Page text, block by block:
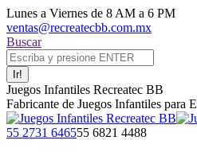
Saltar al contenido
Lunes a Viernes de 8 AM a 6 PM
ventas@recreatecbb.com.mx
Buscar:
Buscar
Juegos Infantiles Recreatec BB
Fabricante de Juegos Infantiles para
Facebook page opens in new window
X page opens in new window
Instagram page opens in new window
YouTube page opens in new window
55 2731 646555 6821 4488